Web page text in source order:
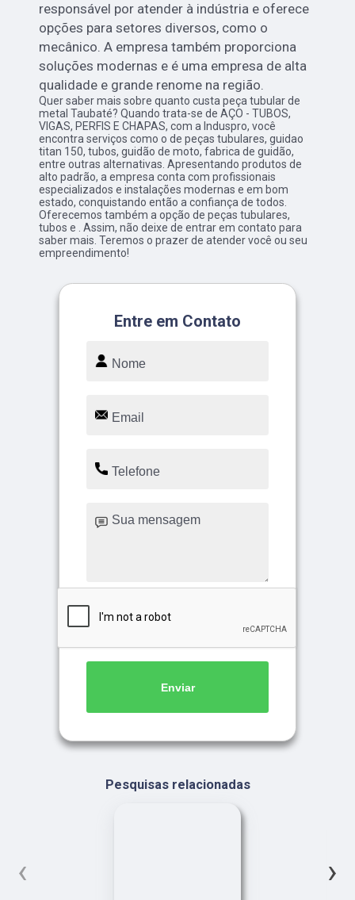
responsável por atender à indústria e oferece
opções para setores diversos, como o
mecânico. A empresa também proporciona
soluções modernas e é uma empresa de alta
qualidade e grande renome na região.
Quer saber mais sobre quanto custa peça tubular de
metal Taubaté? Quando trata-se de AÇO - TUBOS,
VIGAS, PERFIS E CHAPAS, com a Induspro, você
encontra serviços como o de peças tubulares, guidao
titan 150, tubos, guidão de moto, fabrica de guidão,
entre outras alternativas. Apresentando produtos de
alto padrão, a empresa conta com profissionais
especializados e instalações modernas e em bom
estado, conquistando então a confiança de todos.
Oferecemos também a opção de peças tubulares,
tubos e . Assim, não deixe de entrar em contato para
saber mais. Teremos o prazer de atender você ou seu
empreendimento!
Entre em Contato
Enviar
Pesquisas relacionadas
‹ ›